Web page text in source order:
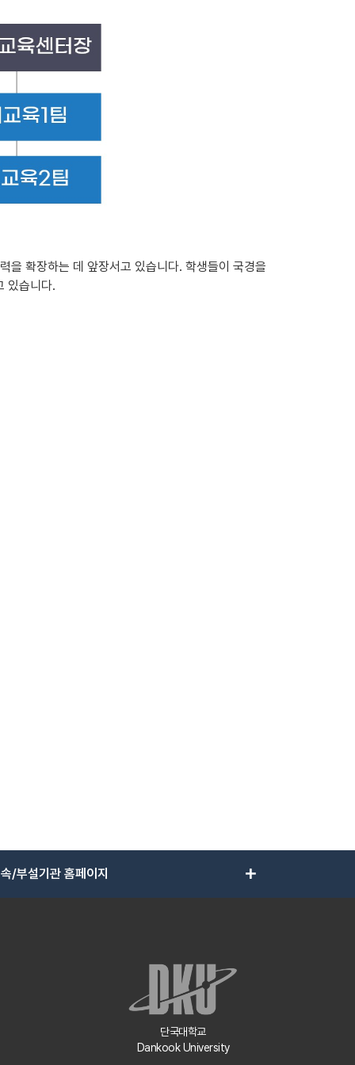
을 확장하는 데 앞장서고 있습니다. 학생들이 국경을
있습니다.
/부설기관 홈페이지 add
단국대학교
Dankook University